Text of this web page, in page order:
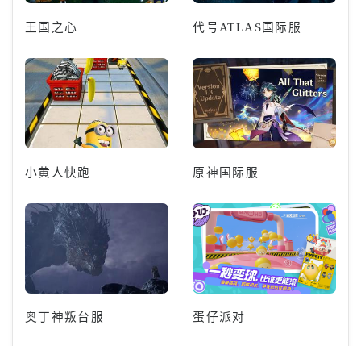
王国之心 代号ATLAS国际服
小黄人快跑 原神国际服
奥丁神叛台服 蛋仔派对